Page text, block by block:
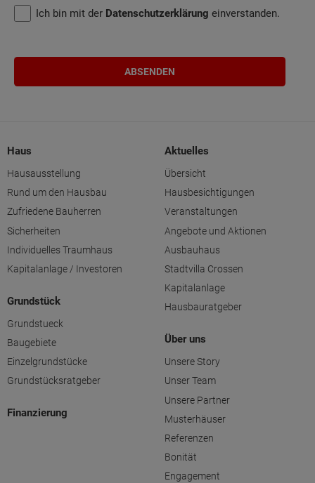
Ich bin mit der Datenschutzerklärung einverstanden.
Haus
Hausausstellung
Rund um den Hausbau
Zufriedene Bauherren
Sicherheiten
Individuelles Traumhaus
Kapitalanlage / Investoren
Grundstück
Grundstueck
Baugebiete
Einzelgrundstücke
Grundstücksratgeber
Finanzierung
Aktuelles
Übersicht
Hausbesichtigungen
Veranstaltungen
Angebote und Aktionen
Ausbauhaus
Stadtvilla Crossen
Kapitalanlage
Hausbauratgeber
Über uns
Unsere Story
Unser Team
Unsere Partner
Musterhäuser
Referenzen
Bonität
Engagement